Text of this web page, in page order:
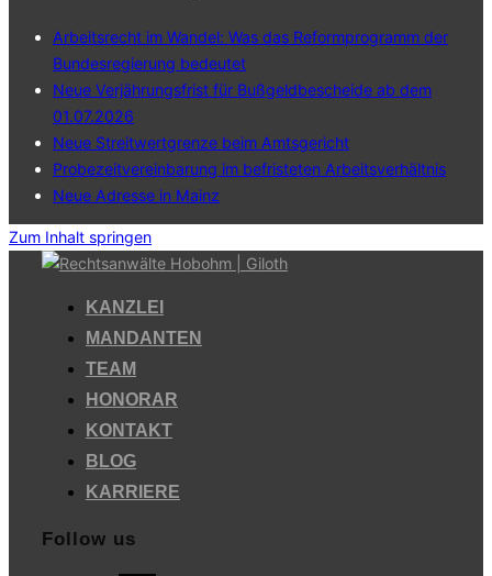
Arbeitsrecht im Wandel: Was das Reformprogramm der
Bundesregierung bedeutet
Neue Verjährungsfrist für Bußgeldbescheide ab dem
01.07.2026
Neue Streitwertgrenze beim Amtsgericht
Probezeitvereinbarung im befristeten Arbeitsverhältnis
Neue Adresse in Mainz
Zum Inhalt springen
KANZLEI
MANDANTEN
TEAM
HONORAR
KONTAKT
BLOG
KARRIERE
Follow us